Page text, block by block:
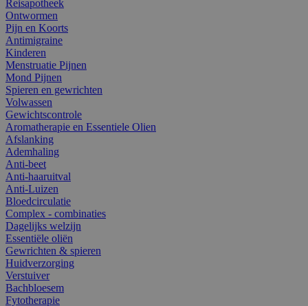
Reisapotheek
Ontwormen
Pijn en Koorts
Antimigraine
Kinderen
Menstruatie Pijnen
Mond Pijnen
Spieren en gewrichten
Volwassen
Gewichtscontrole
Aromatherapie en Essentiele Olien
Afslanking
Ademhaling
Anti-beet
Anti-haaruitval
Anti-Luizen
Bloedcirculatie
Complex - combinaties
Dagelijks welzijn
Essentiële oliën
Gewrichten & spieren
Huidverzorging
Verstuiver
Bachbloesem
Fytotherapie